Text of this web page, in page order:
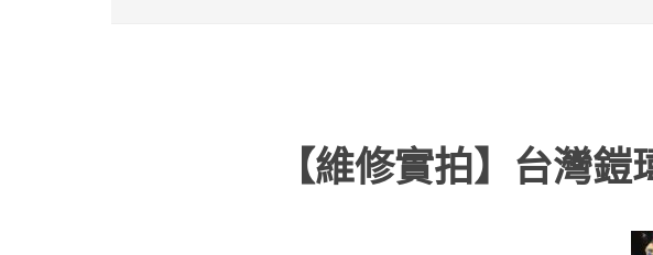
【維修實拍】台灣